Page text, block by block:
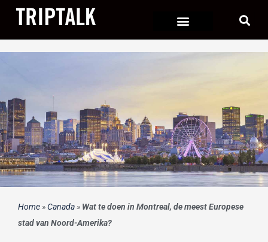
de
inhoud
Home»Canada» Wat te doen in Montreal, de meest Europese
stad van Noord-Amerika?